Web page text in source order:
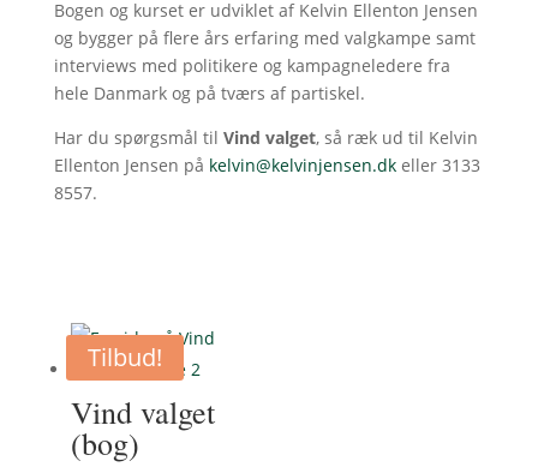
Bogen og kurset er udviklet af Kelvin Ellenton Jensen
og bygger på flere års erfaring med valgkampe samt
interviews med politikere og kampagneledere fra
hele Danmark og på tværs af partiskel.
Har du spørgsmål til Vind valget, så ræk ud til Kelvin
Ellenton Jensen på kelvin@kelvinjensen.dk eller 3133
8557.
Vind valget
(bog)
Tilbud!